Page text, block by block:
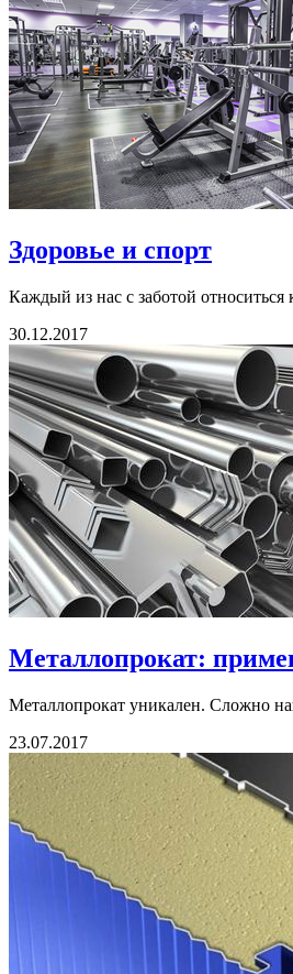
Здоровье и спорт
Каждый из нас с заботой относиться
30.12.2017
Металлопрокат:
Металлопрокат уникален. Сложно
23.07.2017